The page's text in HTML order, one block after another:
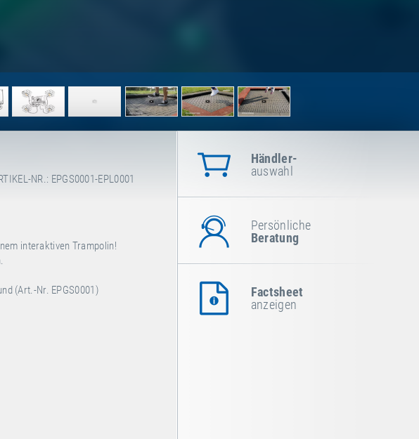
NR.: EPGS0001-EPL0001
interaktiven Trampolin!
(Art.-Nr. EPGS0001)
Händler-
auswahl
Persönliche
Beratung
Factsheet
anzeigen